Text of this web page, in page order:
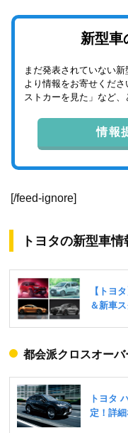
新型車
まだ発表されていない
より情報をお寄せくだ
ストカーを見た」など、
情報
[/feed-ignore]
トヨタの新型車
都会派クロスオー